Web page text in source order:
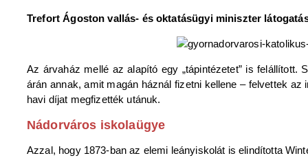
Trefort Ágoston vallás- és oktatásügyi miniszter
Az árvaház mellé az alapító egy „tápintézetet” is felállított.
árán annak, amit magán háznál fizetni kellene – felvettek
havi díjat megfizették utánuk.
Nádorváros iskolaügye
Azzal, hogy 1873-ban az elemi leányiskolát is elindította